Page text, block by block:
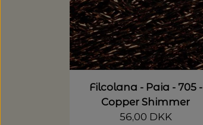
Filcolana - Paia - 705 -
Copper Shimmer
56,00 DKK